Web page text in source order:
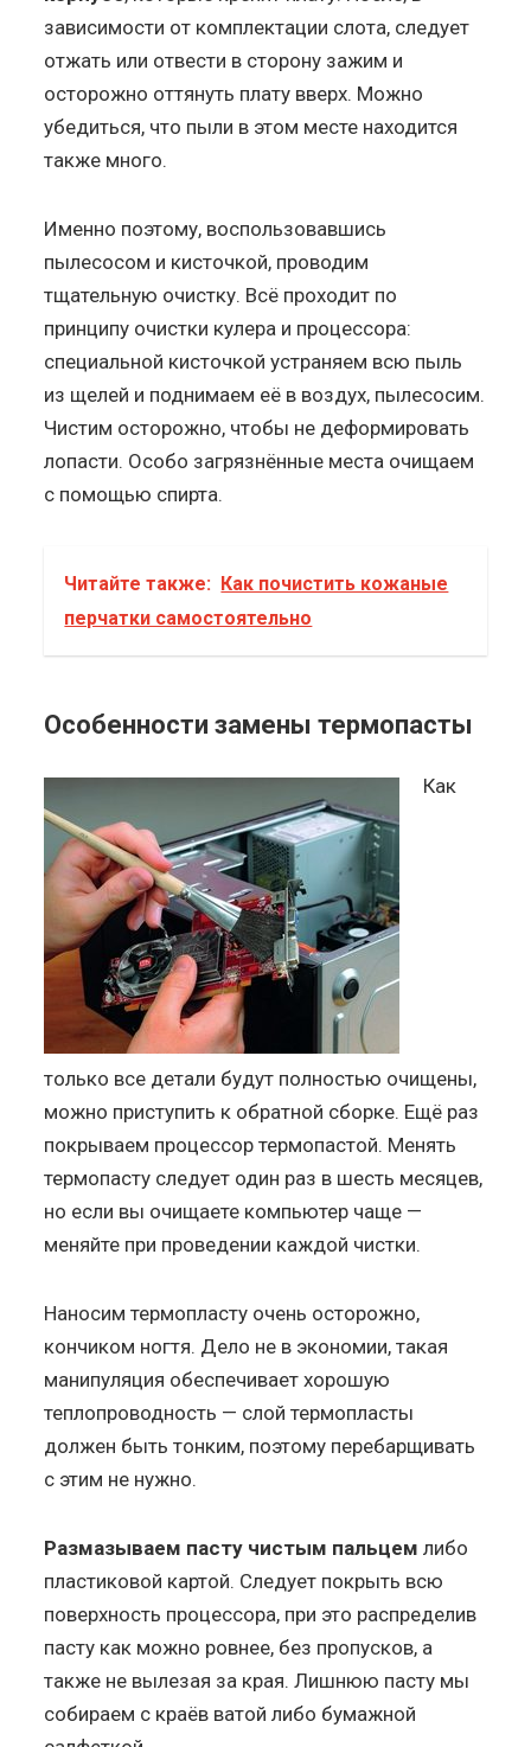
зависимости от комплектации слота, следует
отжать или отвести в сторону зажим и
осторожно оттянуть плату вверх. Можно
убедиться, что пыли в этом месте находится
также много.
Именно поэтому, воспользовавшись
пылесосом и кисточкой, проводим
тщательную очистку. Всё проходит по
принципу очистки кулера и процессора:
специальной кисточкой устраняем всю пыль
из щелей и поднимаем её в воздух, пылесосим.
Чистим осторожно, чтобы не деформировать
лопасти. Особо загрязнённые места очищаем
с помощью спирта.
Читайте также: Как почистить кожаные
перчатки самостоятельно
Особенности замены термопасты
Как
только все детали будут полностью очищены,
можно приступить к обратной сборке. Ещё раз
покрываем процессор термопастой. Менять
термопасту следует один раз в шесть месяцев,
но если вы очищаете компьютер чаще —
меняйте при проведении каждой чистки.
Наносим термопласту очень осторожно,
кончиком ногтя. Дело не в экономии, такая
манипуляция обеспечивает хорошую
теплопроводность — слой термопласты
должен быть тонким, поэтому перебарщивать
с этим не нужно.
Размазываем пасту чистым пальцем либо
пластиковой картой. Следует покрыть всю
поверхность процессора, при это распределив
пасту как можно ровнее, без пропусков, а
также не вылезая за края. Лишнюю пасту мы
собираем с краёв ватой либо бумажной